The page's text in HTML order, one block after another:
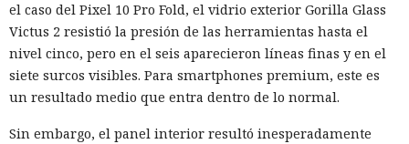
el caso del Pixel 10 Pro Fold, el vidrio exterior Gorilla Glass
Victus 2 resistió la presión de las herramientas hasta el
nivel cinco, pero en el seis aparecieron líneas finas y en el
siete surcos visibles. Para smartphones premium, este es
un resultado medio que entra dentro de lo normal.
Sin embargo, el panel interior resultó inesperadamente